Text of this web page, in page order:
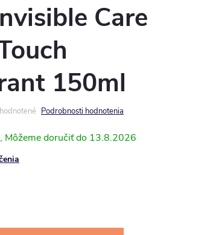
Care
150ml
Podrobnosti hodnotenia
13.8.2026